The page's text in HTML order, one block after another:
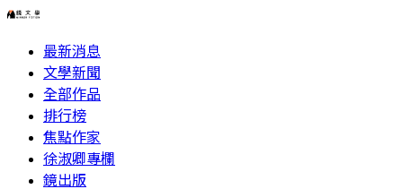
最新消息
文學新聞
全部作品
排行榜
焦點作家
徐淑卿專欄
鏡出版